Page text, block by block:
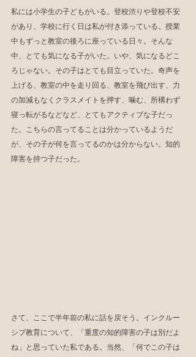
私には小学生の子どもがいる。登校渋りや登校不安
があり、学校に行く日は私が付き添っている。授業
中もずっと教室の後ろに座っている日々。そんな
中、とても気になる子がいた。いや、気になるどこ
ろじゃない。その子はとても目立っていた。奇声を
上げる、教室の中を走り回る、教室を飛び出す、力
の加減もなくクラスメイトを押す、噛む、所構わず
寝っ転がるなどなど、とてもアクティブな子だっ
た。こちらの言ってることは分かっているようだ
が、その子が何を言ってるのかは分からない。知的
障害を持つ子だった。
さて、ここで半年前の私に話を戻そう。インクルー
シブ教育について、「重度の知的障害の子は別だよ
ね」と思っていた私である。当然、「何でこの子は